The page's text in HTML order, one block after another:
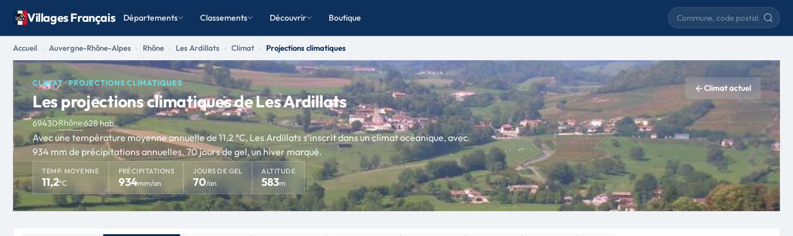
Villages Français Départements Classements Découvrir Boutique
Rechercher une commune
Accueil Auvergne-Rhône-Alpes Rhône Les Ardillats Climat Projections climatiques
CLIMAT · PROJECTIONS CLIMATIQUES
Les projections climatiques de Les Ardillats
69430·Rhône·628 hab.
Climat actuel
Avec une température moyenne annuelle de 11,2 °C, Les Ardillats s'inscrit dans un climat océanique, avec
934 mm de précipitations annuelles. 70 jours de gel, un hiver marqué.
TEMP. MOYENNE
11,2°C
PRÉCIPITATIONS
934mm/an
JOURS DE GEL
70/an
ALTITUDE
583m